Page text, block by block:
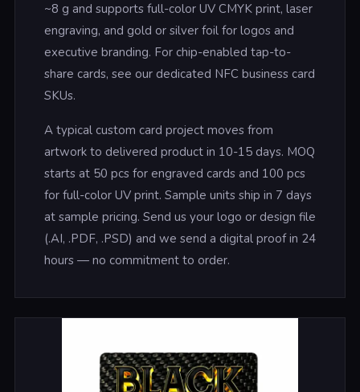
~8 g and supports full-color UV CMYK print, laser
engraving, and gold or silver foil for logos and
executive branding. For chip-enabled tap-to-
share cards, see our dedicated NFC business card
SKUs.
A typical custom card project moves from
artwork to delivered product in 10-15 days. MOQ
starts at 50 pcs for engraved cards and 100 pcs
for full-color UV print. Sample units ship in 7 days
at sample pricing. Send us your logo or design file
(.AI, .PDF, .PSD) and we send a digital proof in 24
hours — no commitment to order.